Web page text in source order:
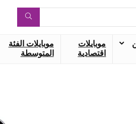
موبايلات
اقتصادية
موبايلات الفئة
المتوسطة